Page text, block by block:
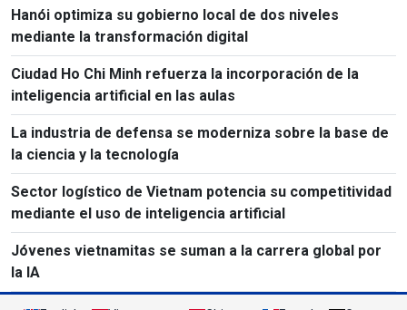
Hanói optimiza su gobierno local de dos niveles
mediante la transformación digital
Ciudad Ho Chi Minh refuerza la incorporación de la
inteligencia artificial en las aulas
La industria de defensa se moderniza sobre la base de
la ciencia y la tecnología
Sector logístico de Vietnam potencia su competitividad
mediante el uso de inteligencia artificial
Jóvenes vietnamitas se suman a la carrera global por
la IA